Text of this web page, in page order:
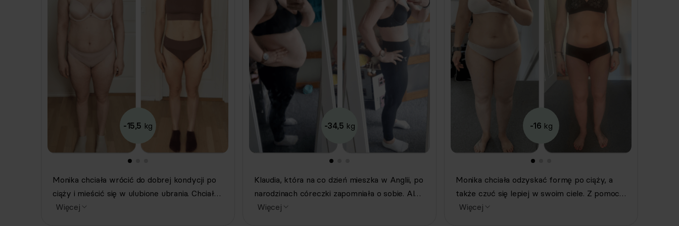
-15,5 kg
Monika chciała wrócić do dobrej kondycji po
ciąży i mieścić się w ulubione ubrania. Chciała
też dawać zdrowy przykład swojej córce!
Więcej
-34,5 kg
Klaudia, która na co dzień mieszka w Anglii, po
narodzinach córeczki zapomniała o sobie. Ale
z pomocą aplikacji Respo i dietetyczki Joanny
Więcej
-16 kg
Monika chciała odzyskać formę po ciąży, a
także czuć się lepiej w swoim ciele. Z pomocą
Respo schudła aż 16 kilogramów, a wszystko
Więcej